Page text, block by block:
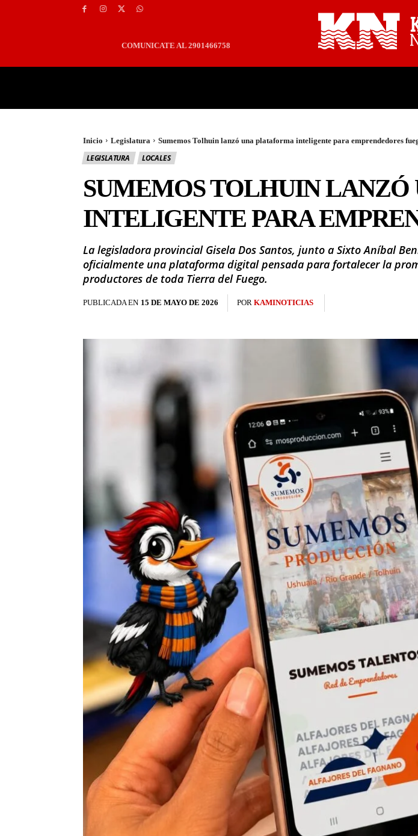
COMUNICATE AL 2901466758
Inicio Legislatura Sumemos Tolhuin lanzó una plataforma inteligente para emprendedores
LEGISLATURA LOCALES
SUMEMOS TOLHUIN LANZÓ
INTELIGENTE PARA
La legisladora provincial Gisela Dos Santos, junto a Sixto Aníbal
oficialmente una plataforma digital pensada para fortalecer la
productores de toda Tierra del Fuego.
PUBLICADA EN 15 DE MAYO DE 2026 POR KAMINOTICIAS